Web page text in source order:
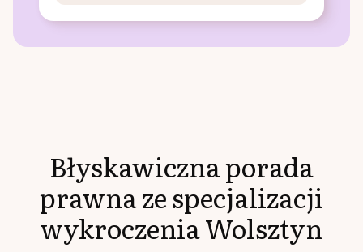
Błyskawiczna porada
prawna ze specjalizacji
wykroczeniaWolsztyn